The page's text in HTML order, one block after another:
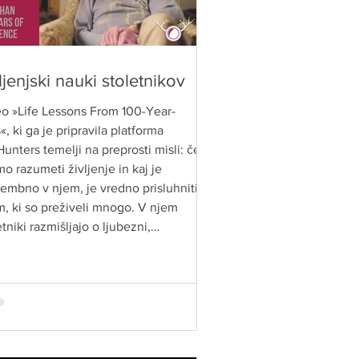
nauki stoletnikov
»Life Lessons From 100-Year-
ki ga je pripravila platforma
temelji na preprosti misli: če
razumeti življenje in kaj je
v njem, je vredno prisluhniti
ki so preživeli mnogo. V njem
razmišljajo o ljubezni,